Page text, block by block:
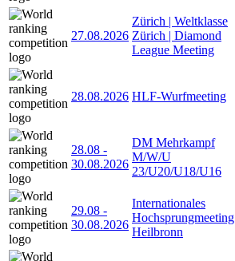
27.08.2026
Zürich | Weltklasse
Zürich | Diamond
League Meeting
28.08.2026 HLF-Wurfmeeting
28.08 -
30.08.2026
DM Mehrkampf
M/W/U
23/U20/U18/U16
29.08 -
30.08.2026
Internationales
Hochsprungmeeting
Heilbronn